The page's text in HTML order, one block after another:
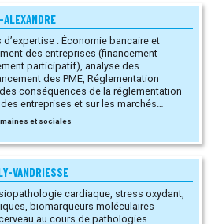
bancaire et
participatif), analyse des
PME, Réglementation
conséquences de la réglementation
entreprises et sur les marchés
des entreprises, transparence des
à des données
(données individuelles, d’entreprises ou
Données issues
bases de données disponibles
minoritairement d’enquêtes,
et sociales
VANDRIESSE
cardiaque, stress oxydant,
biomarqueurs moléculaires
au cours de pathologies